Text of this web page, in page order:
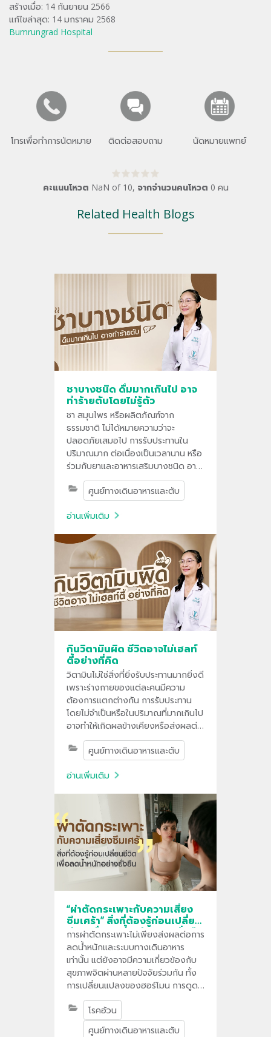
สร้างเมื่อ: 14 กันยายน 2566
แก้ไขล่าสุด: 14 มกราคม 2568
Bumrungrad Hospital
โทรเพื่อทำการนัดหมาย ติดต่อสอบถาม นัดหมายแพทย์
คะแนนโหวต NaN of 10, จากจำนวนคนโหวต 0 คน
Related Health Blogs
ชาบางชนิด ดื่มมากเกินไป อาจ
ทำร้ายตับโดยไม่รู้ตัว
ชา สมุนไพร หรือผลิตภัณฑ์จาก
ธรรมชาติ ไม่ได้หมายความว่าจะ
ปลอดภัยเสมอไป การรับประทานใน
ปริมาณมาก ต่อเนื่องเป็นเวลานาน หรือ
ร่วมกับยาและอาหารเสริมบางชนิด อาจ
ส่งผลกระทบต่อตับได้
ศูนย์ทางเดินอาหารและตับ
อ่านเพิ่มเติม
กินวิตามินผิด ชีวิตอาจไม่เฮลท์
ตี้อย่างที่คิด
วิตามินไม่ใช่สิ่งที่ยิ่งรับประทานมากยิ่งดี
เพราะร่างกายของแต่ละคนมีความ
ต้องการแตกต่างกัน การรับประทาน
โดยไม่จำเป็นหรือในปริมาณที่มากเกินไป
อาจทำให้เกิดผลข้างเคียงหรือส่งผลต่อ
การทำงานของร่างกายได้ ทำความ
เข้าใจวิธีเลือกวิตามินอย่างเหมาะสม
และเหตุผลที่ควรพิจารณาจากภาวะ
สุขภาพ อาหารที่รับประทาน ตามคำ
ศูนย์ทางเดินอาหารและตับ
อ่านเพิ่มเติม
“ผ่าตัดกระเพาะกับความเสี่ยง
ซึมเศร้า” สิ่งที่ต้องรู้ก่อนเปลี่ยน
ชีวิต เพื่อลดน้ำหนักอย่างยั่งยืน
การผ่าตัดกระเพาะไม่เพียงส่งผลต่อการ
ลดน้ำหนักและระบบทางเดินอาหาร
เท่านั้น แต่ยังอาจมีความเกี่ยวข้องกับ
สุขภาพจิตผ่านหลายปัจจัยร่วมกัน ทั้ง
การเปลี่ยนแปลงของฮอร์โมน การดูด
ซึมสารอาหาร สารเคมีในสมอง รวมถึง
การปรับตัวต่อวิถีชีวิตใหม่หลังผ่าตัด
โรคอ้วน
ศูนย์ทางเดินอาหารและตับ